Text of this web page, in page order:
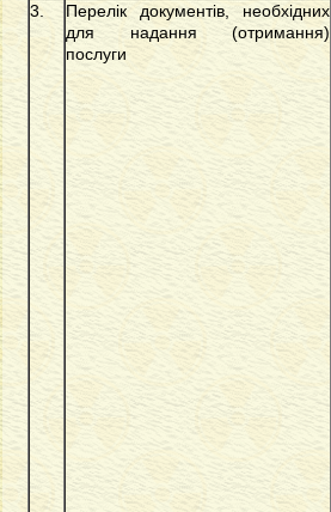
3.
Перелік документів, необхідних
для надання (отримання)
послуги